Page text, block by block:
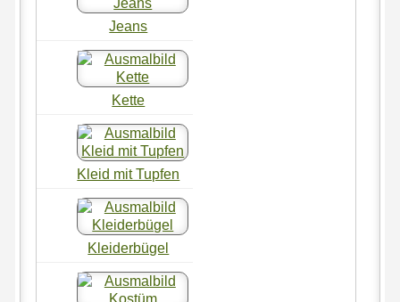
Jeans
Kette
Kleid mit Tupfen
Kleiderbügel